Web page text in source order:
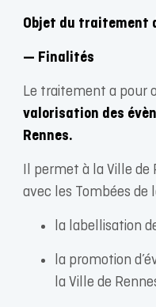
Objet du traitement
— Finalités
Le traitement a pour
valorisation des
Rennes.
Il permet à la Ville de
avec les Tombées de
la labellisation
la promotion
la Ville de